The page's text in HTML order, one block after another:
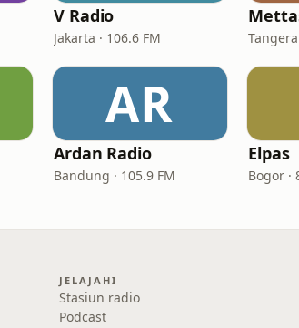
V Radio
Jakarta · 106.6 FM
AR
Ardan Radio
Bandung · 105.9 FM
Elpas
Bogor ·
JELAJAHI
Stasiun radio
Podcast